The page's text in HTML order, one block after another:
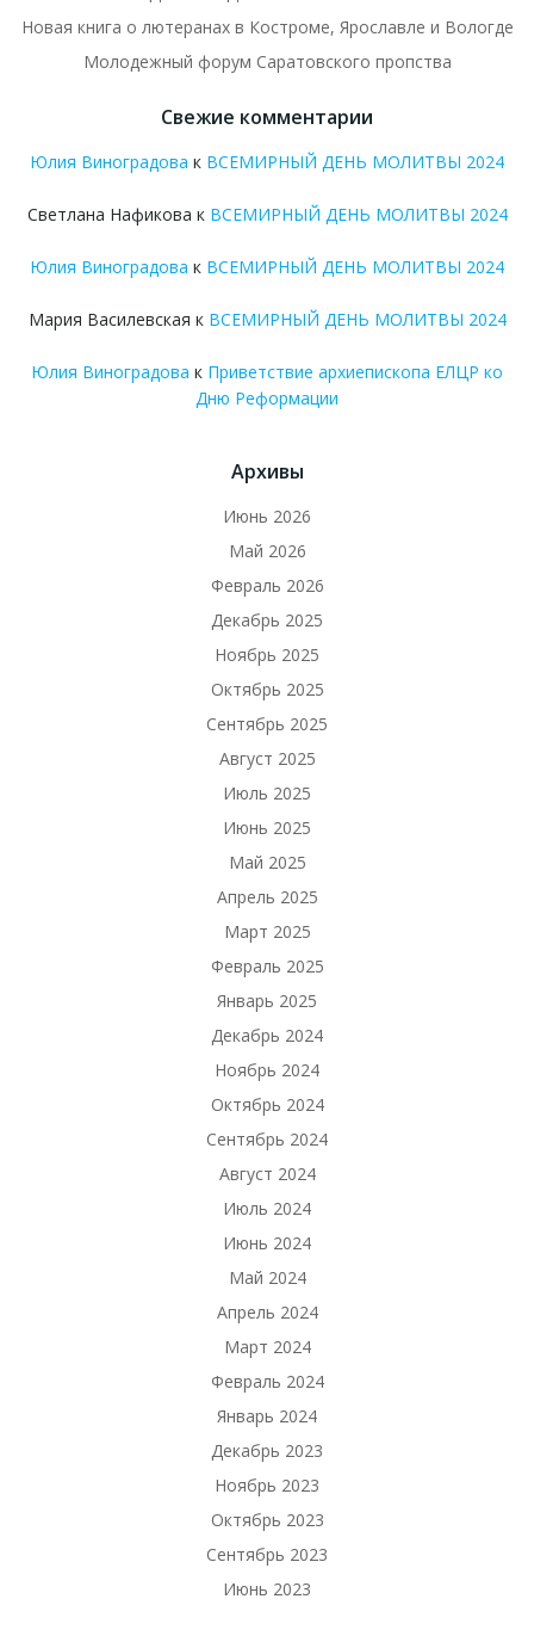
Новая книга о лютеранах в Костроме, Ярославле и Вологде
Молодежный форум Саратовского пропства
Свежие комментарии
Юлия Виноградова к ВСЕМИРНЫЙ ДЕНЬ МОЛИТВЫ 2024
Светлана Нафикова к ВСЕМИРНЫЙ ДЕНЬ МОЛИТВЫ 2024
Юлия Виноградова к ВСЕМИРНЫЙ ДЕНЬ МОЛИТВЫ 2024
Мария Василевская к ВСЕМИРНЫЙ ДЕНЬ МОЛИТВЫ 2024
Юлия Виноградова к Приветствие архиепископа ЕЛЦР ко
Дню Реформации
Архивы
Июнь 2026
Май 2026
Февраль 2026
Декабрь 2025
Ноябрь 2025
Октябрь 2025
Сентябрь 2025
Август 2025
Июль 2025
Июнь 2025
Май 2025
Апрель 2025
Март 2025
Февраль 2025
Январь 2025
Декабрь 2024
Ноябрь 2024
Октябрь 2024
Сентябрь 2024
Август 2024
Июль 2024
Июнь 2024
Май 2024
Апрель 2024
Март 2024
Февраль 2024
Январь 2024
Декабрь 2023
Ноябрь 2023
Октябрь 2023
Сентябрь 2023
Июнь 2023